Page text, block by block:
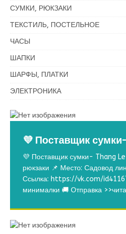
СУМКИ, РЮКЗАКИ
ТЕКСТИЛЬ, ПОСТЕЛЬНОЕ
ЧАСЫ
ШАПКИ
ШАРФЫ, ПЛАТКИ
ЭЛЕКТРОНИКА
💜 Поставщик
💜 Поставщик сумки- Thang
рюкзаки 📌 Место: Садовод
Ссылка: https://vk.com/
минималки 🚚 Отправка